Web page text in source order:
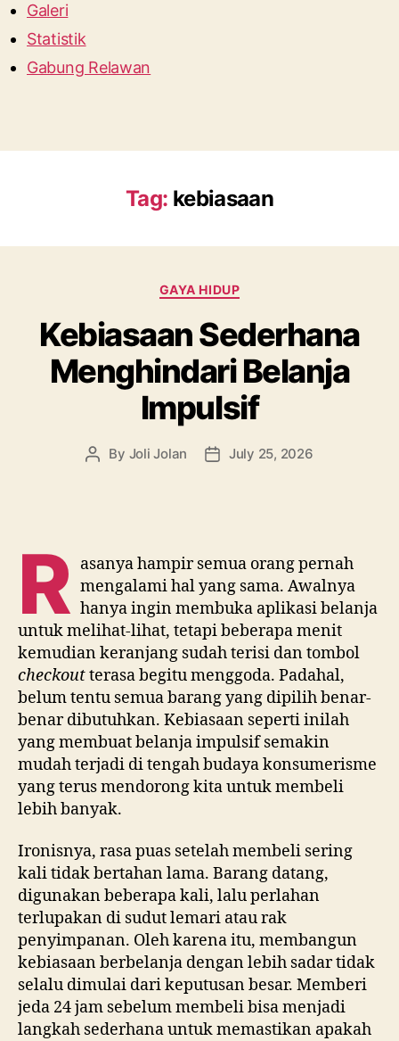
Galeri
Statistik
Gabung Relawan
Tag: kebiasaan
Categories
GAYA HIDUP
Kebiasaan Sederhana
Menghindari Belanja
Impulsif
Post
By Joli Jolan
PostJuly 25, 2026
R asanya hampir semua orang pernah
mengalami hal yang sama. Awalnya
hanya ingin membuka aplikasi belanja
untuk melihat-lihat, tetapi beberapa menit
kemudian keranjang sudah terisi dan tombol
checkoutterasa begitu menggoda. Padahal,
belum tentu semua barang yang dipilih benar-
benar dibutuhkan. Kebiasaan seperti inilah
yang membuat belanja impulsif semakin
mudah terjadi di tengah budaya konsumerisme
yang terus mendorong kita untuk membeli
lebih banyak.
Ironisnya, rasa puas setelah membeli sering
kali tidak bertahan lama. Barang datang,
digunakan beberapa kali, lalu perlahan
terlupakan di sudut lemari atau rak
penyimpanan. Oleh karena itu, membangun
kebiasaan berbelanja dengan lebih sadar tidak
selalu dimulai dari keputusan besar. Memberi
jeda 24 jam sebelum membeli bisa menjadi
langkah sederhana untuk memastikan apakah